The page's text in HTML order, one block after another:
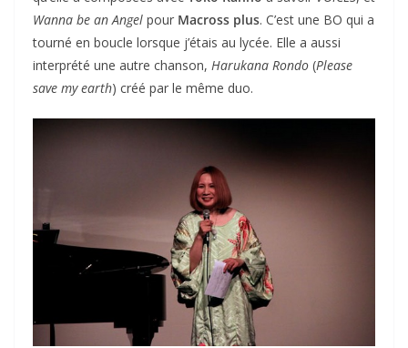
Wanna be an Angel pour Macross plus. C’est une BO qui a
tourné en boucle lorsque j’étais au lycée. Elle a aussi
interprété une autre chanson, Harukana Rondo (Please
save my earth) créé par le même duo.